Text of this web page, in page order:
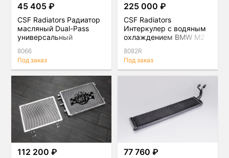
45 405 ₽
CSF Radiators Радиатор
масляный Dual-Pass
универсальный
8066
Под заказ
225 000 ₽
CSF Radiators
Интеркулер с водяным
охлаждением BMW M2
(F8X) S55
8082R
Под заказ
112 200 ₽ 77 760 ₽